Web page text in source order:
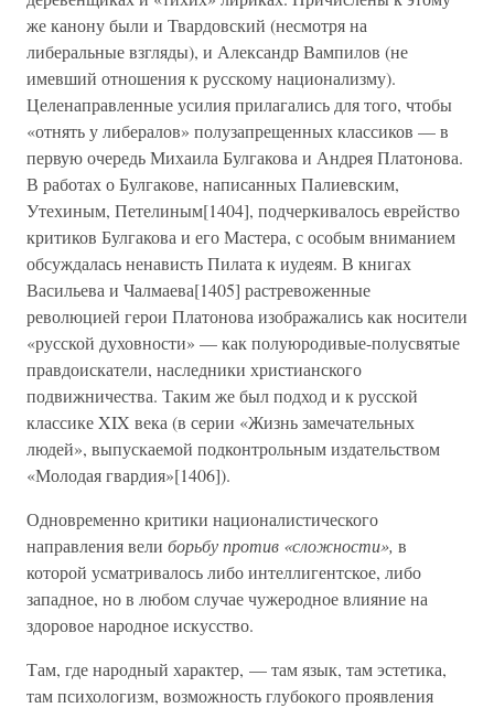
же канону были и Твардовский (несмотря на
либеральные взгляды), и Александр Вампилов (не
имевший отношения к русскому национализму).
Целенаправленные усилия прилагались для того, чтобы
«отнять у либералов» полузапрещенных классиков — в
первую очередь Михаила Булгакова и Андрея Платонова.
В работах о Булгакове, написанных Палиевским,
Утехиным, Петелиным[1404], подчеркивалось еврейство
критиков Булгакова и его Мастера, с особым вниманием
обсуждалась ненависть Пилата к иудеям. В книгах
Васильева и Чалмаева[1405] растревоженные
революцией герои Платонова изображались как носители
«русской духовности» — как полуюродивые-полусвятые
правдоискатели, наследники христианского
подвижничества. Таким же был подход и к русской
классике XIX века (в серии «Жизнь замечательных
людей», выпускаемой подконтрольным издательством
«Молодая гвардия»[1406]).
Одновременно критики националистического
направления вели борьбу против «сложности», в
которой усматривалось либо интеллигентское, либо
западное, но в любом случае чужеродное влияние на
здоровое народное искусство.
Там, где народный характер, — там язык, там эстетика,
там психологизм, возможность глубокого проявления